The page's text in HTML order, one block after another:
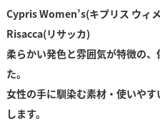
Cypris Women’s(キプリス ウィ
Risacca(リサッカ)
柔らかい発色と雰囲気が特徴の
た。
女性の手に馴染む素材・使いや
します。